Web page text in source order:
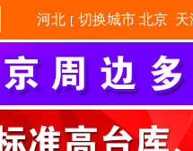
河北 [ 切换城市 北京 天